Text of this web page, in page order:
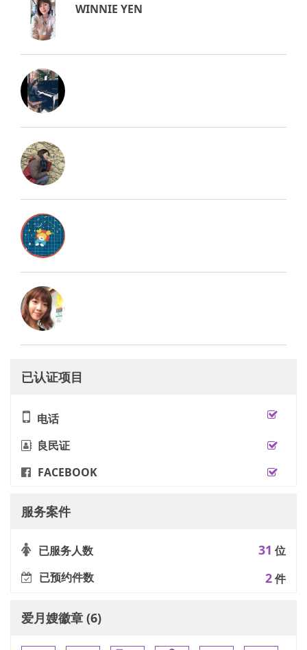
WINNIE YEN
已认证项目
电话
良民证
FACEBOOK
服务案件
已服务人数 31 位
已预约件数
2件
爱月嫂徽章 (6)